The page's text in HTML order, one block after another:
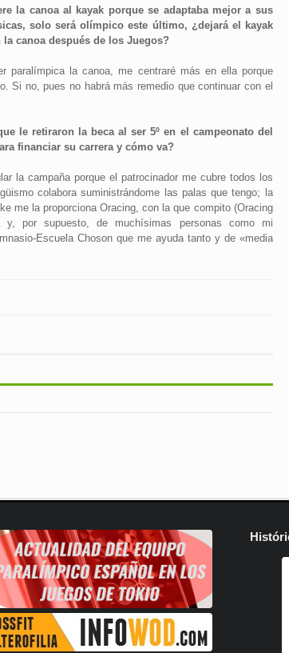
la canoa al kayak porque se adaptaba mejor a sus
solo será olímpico este último, ¿dejará el kayak
la canoa después de los Juegos?
paralímpica la canoa, me centraré más en ella porque
Si no, pues no habrá más remedio que continuar con el
le retiraron la beca al ser 5º en el campeonato del
financiar su carrera y cómo va?
la campaña porque el patrocinador me cubre todos los
colabora suministrándome las palas que tengo; la
me la proporciona Oracing, con la que compito (Oracing
y, por supuesto, de muchísimas personas como mi
Escuela Choson que me ayuda tanto y de «media